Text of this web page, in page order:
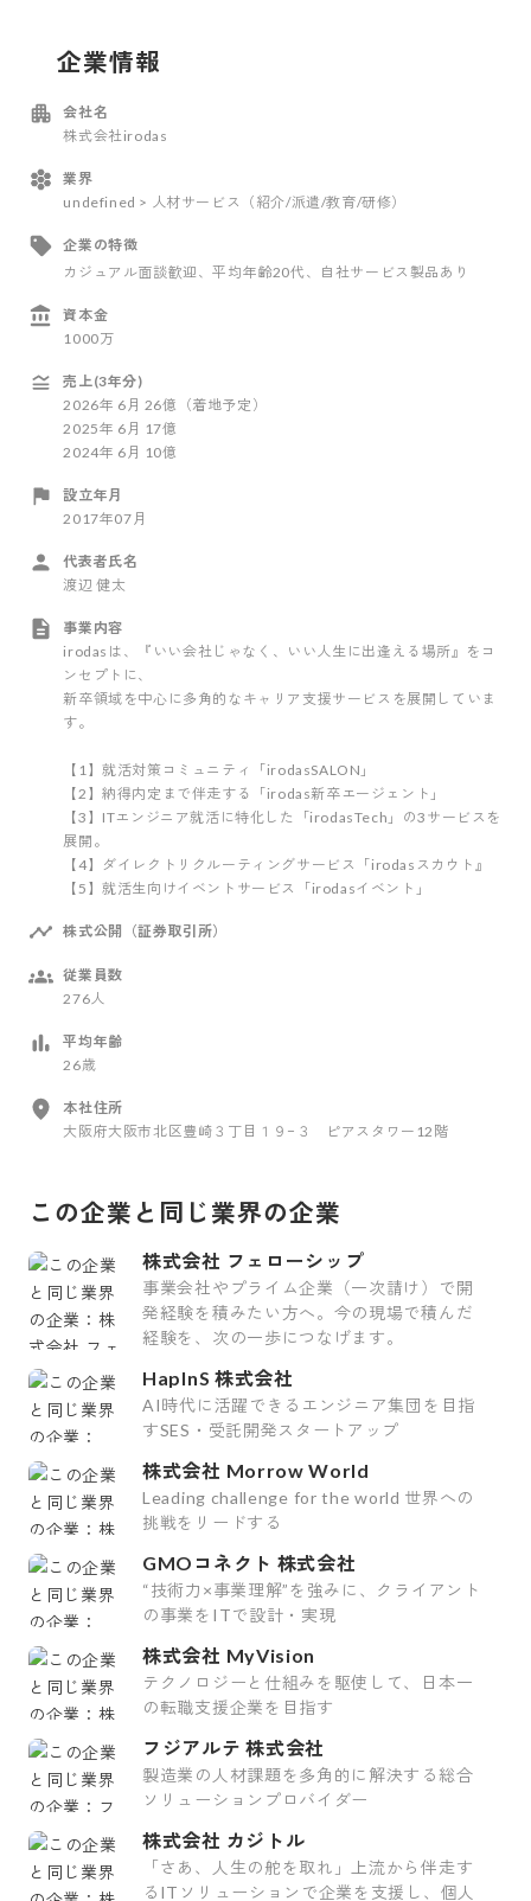
企業情報
会社名
株式会社irodas
業界
undefined > 人材サービス（紹介/派遣/教育/研修）
企業の特徴
カジュアル面談歓迎 、平均年齢20代、自社サービス製品あり
資本金
1000万
売上(3年分)
2026年 6 月 26億（着地予定）
2025年 6 月 17億
2024年 6 月 10億
設立年月
2017年07月
代表者氏名
渡辺 健太
事業内容
irodasは、『いい会社じゃなく、いい人生に出逢える場所』をコ
ンセプトに、
新卒領域を中心に多角的なキャリア支援サービスを展開していま
す。
【1】就活対策コミュニティ「irodasSALON」
【2】納得内定まで伴走する「irodas新卒エージェント」
【3】ITエンジニア就活に特化した「irodasTech」の3サービスを
展開。
【4】ダイレクトリクルーティングサービス「irodasスカウト』
【5】就活生向けイベントサービス「irodasイベント」
株式公開（証券取引所）
従業員数
276人
平均年齢
26歳
本社住所
大阪府大阪市北区豊崎３丁目１９−３ ピアスタワー12階
この企業と同じ業界の企業
株式会社 フェローシップ
事業会社やプライム企業（一次請け）で開
発経験を積みたい方へ。今の現場で積んだ
経験を、次の一歩につなげます。
HapInS 株式会社
AI時代に活躍できるエンジニア集団を目指
すSES・受託開発スタートアップ
株式会社 Morrow World
Leading challenge for the world 世界への
挑戦をリードする
GMOコネクト 株式会社
“技術力×事業理解”を強みに、クライアント
の事業をITで設計・実現
株式会社 MyVision
テクノロジーと仕組みを駆使して、日本一
の転職支援企業を目指す
フジアルテ 株式会社
製造業の人材課題を多角的に解決する総合
ソリューションプロバイダー
株式会社 カジトル
「さあ、人生の舵を取れ」上流から伴走す
るITソリューションで企業を支援し、個人